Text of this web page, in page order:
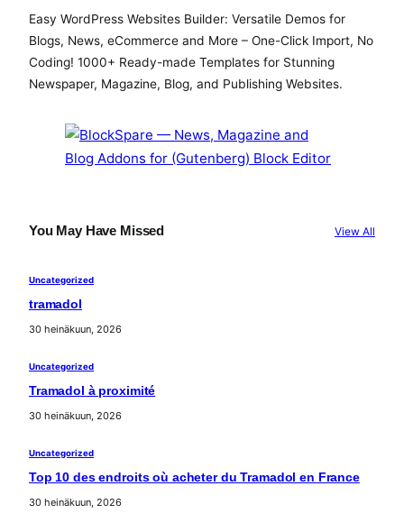
c
b
o
t
e
T
u
b
Easy WordPress Websites Builder: Versatile Demos for
Blogs, News, eCommerce and More – One-Click Import, No
Coding! 1000+ Ready-made Templates for Stunning
Newspaper, Magazine, Blog, and Publishing Websites.
You May Have Missed View All
Uncategorized
tramadol
30 heinäkuun, 2026
Uncategorized
Tramadol à proximité
30 heinäkuun, 2026
Uncategorized
Top 10 des endroits où acheter du Tramadol en France
30 heinäkuun, 2026